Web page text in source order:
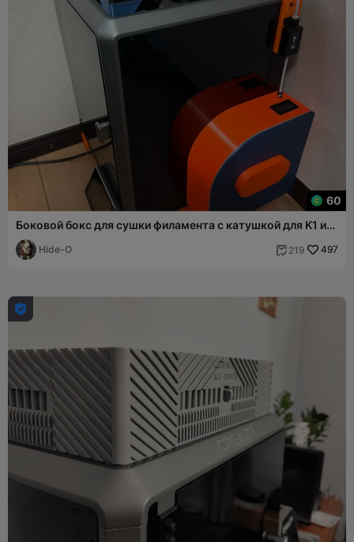
60
Боковой бокс для сушки филамента с катушкой для K1 и
K1C, версия 2
Hide-O  219 497
